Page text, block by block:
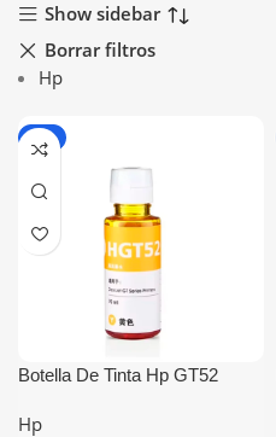
Show sidebar
Borrar filtros
Hp
-8%
Botella De Tinta Hp GT52
Hp